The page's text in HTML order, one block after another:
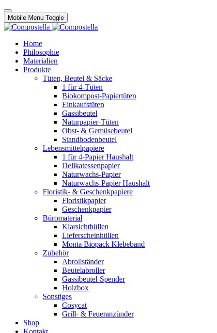
Mobile Menu Toggle
Home
Philosophie
Materialien
Produkte
Tüten, Beutel & Säcke
1 für 4-Tüten
Biokompost-Papiertüten
Einkaufstüten
Gassibeutel
Naturpapier-Tüten
Obst- & Gemüsebeutel
Standbodenbeutel
Lebensmittelpapiere
1 für 4-Papier Haushalt
Delikatessenpapier
Naturwachs-Papier
Naturwachs-Papier Haushalt
Floristik- & Geschenkpapiere
Floristikpapier
Geschenkpapier
Büromaterial
Klarsichthüllen
Lieferscheinhüllen
Monta Biopack Klebeband
Zubehör
Abrollständer
Beutelabroller
Gassibeutel-Spender
Holzbox
Sonstiges
Cosycat
Grill- & Feueranzünder
Shop
Kontakt